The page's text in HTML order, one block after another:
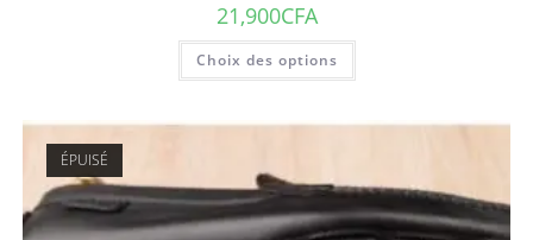
21,900CFA
Choix des options
ÉPUISÉ